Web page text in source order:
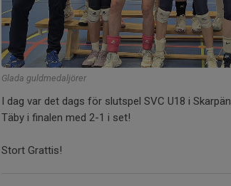
Glada guldmedaljörer
I dag var det dags för slutspel SVC U18 i
Täby i finalen med 2-1 i set!
Stort Grattis!